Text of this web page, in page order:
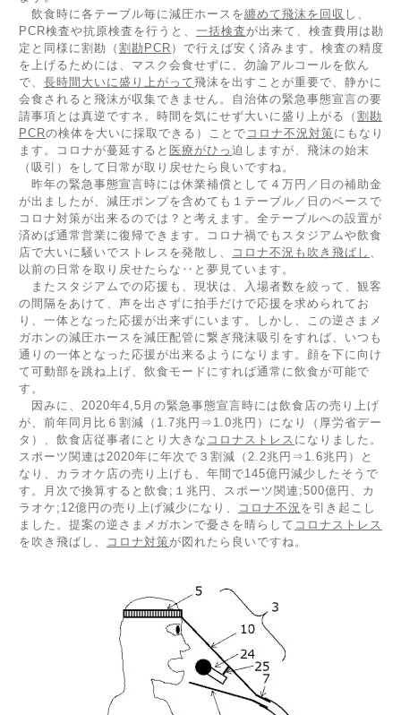
飲食時に各テーブル毎に減圧ホースを纏めて飛沫を回収 し、
PCR検査や抗原検査を行うと、 一括検査 が出来て、検査費用は勘
定と同様に割勘（ 割勘PCR ）で行えば安く済みます。検査の精度
を上げるためには、マスク会食せずに、勿論アルコールを飲ん
で、 長時間大いに盛り上がって飛沫を出すことが重要で、静かに
会食されると飛沫が収集できません。自治体の緊急事態宣言の要
請事項とは真逆ですネ。時間を気にせず大いに盛り上がる（ 割勘
PCRの検体を大いに採取できる）ことで コロナ不況対策にもなり
ます。コロナが蔓延すると 医療がひっ 迫しますが、飛沫の始末
（吸引）をして日常が取り戻せたら良いですね。
昨年の緊急事態宣言時には休業補償として４万円／日の補助金
が出ましたが、減圧ポンプを含めても１テーブル／日のペースで
コロナ対策が出来るのでは？と考えます。全テーブルへの設置が
済めば通常営業に復帰できます。コロナ禍でもスタジアムや飲食
店で大いに騒いでストレスを発散し、
コロナ不況も吹き飛ばし 、
以前の日常を取り戻せたらな‥と夢見ています。
またスタジアムでの応援も、現状は、入場者数を絞って、観客
の間隔をあけて、声を出さずに拍手だけで応援を求められてお
り、一体となった応援が出来ずにいます。しかし、この逆さまメ
ガホンの減圧ホースを減圧配管に繋ぎ飛沫吸引をすれば、いつも
通りの一体となった応援が出来るようになります。顔を下に向け
て可動部を跳ね上げ、飲食モードにすれば通常に飲食が可能で
す。
因みに、2020年4,5月の緊急事態宣言時には飲食店の売り上げ
が、前年同月比６割減（1.7兆円⇒1.0兆円）になり（厚労省デー
タ）、飲食店従事者にとり大きな コロナストレス になりました。
スポーツ関連は2020年に年次で３割減（2.2兆円⇒1.6兆円）と
なり、カラオケ店の売り上げも、年間で145億円減少したそうで
す。月次で換算すると飲食;１兆円、スポーツ関連;500億円、カ
ラオケ;12億円の売り上げ減少になり、
コロナ不況を引き起こし
ました。提案の逆さまメガホンで憂さを晴らして コロナストレス
を吹き飛ばし、
コロナ対策が図れたら良いですね。